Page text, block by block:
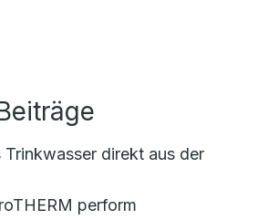
Trinkwasser direkt aus der
perform